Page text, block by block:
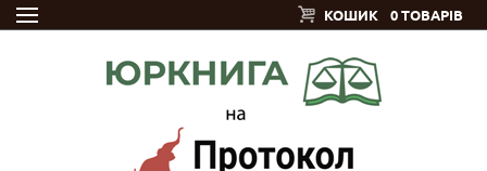
КОШИК 0 ТОВАРІВ